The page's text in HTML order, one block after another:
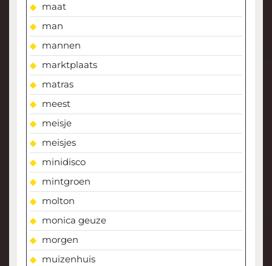
maat
man
mannen
marktplaats
matras
meest
meisje
meisjes
minidisco
mintgroen
molton
monica geuze
morgen
muizenhuis